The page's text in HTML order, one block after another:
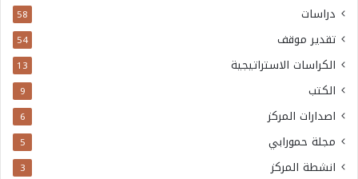
دراسات 58
تقدير موقف 54
الكراسات الاستراتيجية 13
الكتب 9
اصدارات المركز 6
مجلة حمورابي 5
انشطة المركز 3